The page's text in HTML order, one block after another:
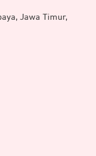
Jawa Timur,